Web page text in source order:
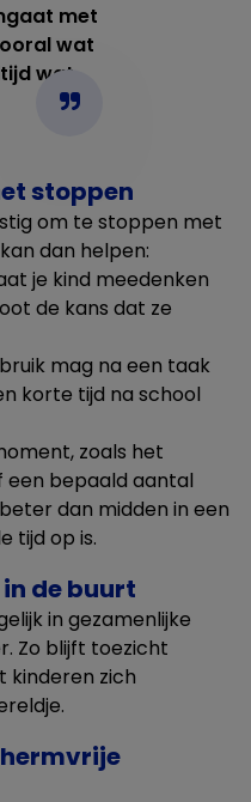
met
wat
wat
stoppen
om te stoppen met
dan helpen:
je kind meedenken
de kans dat ze
mag na een taak
korte tijd na school
zoals het
een bepaald aantal
dan midden in een
tijd op is.
de buurt
in gezamenlijke
Zo blijft toezicht
kinderen zich